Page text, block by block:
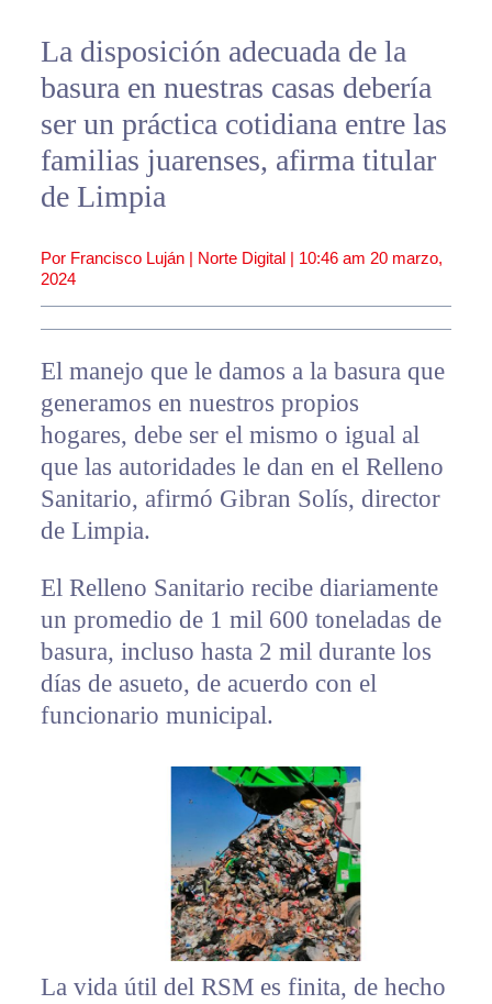
La disposición adecuada de la
basura en nuestras casas debería
ser un práctica cotidiana entre las
familias juarenses, afirma titular
de Limpia
Por Francisco Luján | Norte Digital | 10:46 am 20 marzo,
2024
El manejo que le damos a la basura que
generamos en nuestros propios
hogares, debe ser el mismo o igual al
que las autoridades le dan en el Relleno
Sanitario, afirmó Gibran Solís, director
de Limpia.
El Relleno Sanitario recibe diariamente
un promedio de 1 mil 600 toneladas de
basura, incluso hasta 2 mil durante los
días de asueto, de acuerdo con el
funcionario municipal.
La vida útil del RSM es finita, de hecho